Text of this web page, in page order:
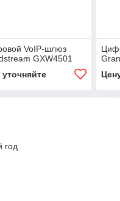
VoIP-шлюз
GXW4501
уточняйте
год